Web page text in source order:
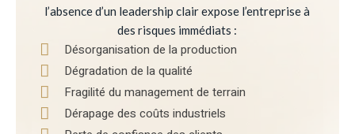
l’absence d’un leadership clair expose l’entreprise à
des risques immédiats :
Désorganisation de la production
Dégradation de la qualité
Fragilité du management de terrain
Dérapage des coûts industriels